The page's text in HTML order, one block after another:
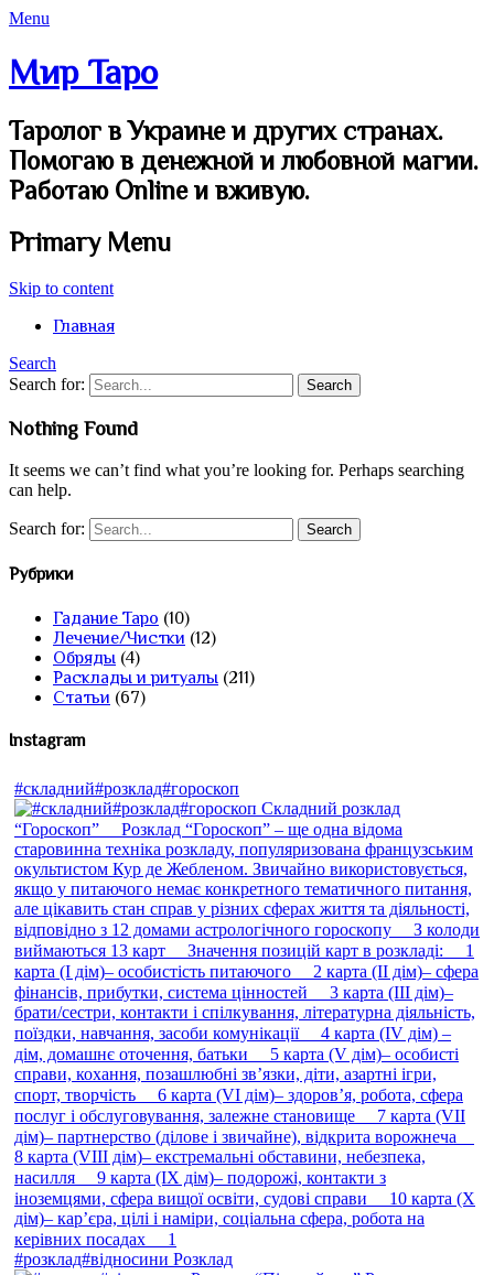
Menu
Мир Таро
Таролог в Украине и других странах.
Помогаю в денежной и любовной магии.
Работаю Online и вживую.
Primary Menu
Skip to content
Главная
Search
Search for:
Nothing Found
It seems we can’t find what you’re looking for. Perhaps searching
can help.
Search for:
Рубрики
Гадание Таро (10)
Лечение/Чистки (12)
Обряды (4)
Расклады и ритуалы (211)
Статьи (67)
Instagram
#складний#розклад#гороскоп
#розклад#відносини Розклад